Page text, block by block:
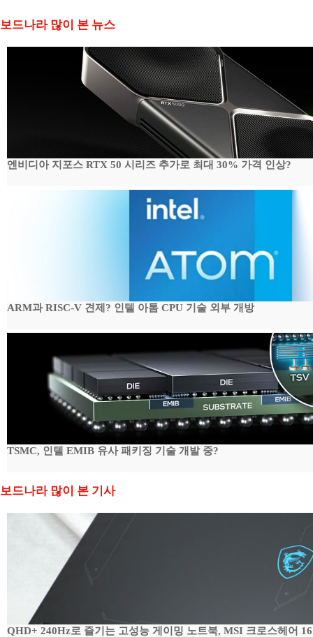
보드나라 많이 본 뉴스
엔비디아 지포스 RTX 50 시리즈 추가로 최대 30% 가격 인상?
ARM과 RISC-V 견제? 인텔 아톰 CPU 기술 외부 개방
TSMC, 인텔 EMIB 유사 패키징 기술 개발 중?
보드나라 많이 본 기사
QHD+ 240Hz로 즐기는 고성능 게이밍 노트북, MSI 크로스헤어